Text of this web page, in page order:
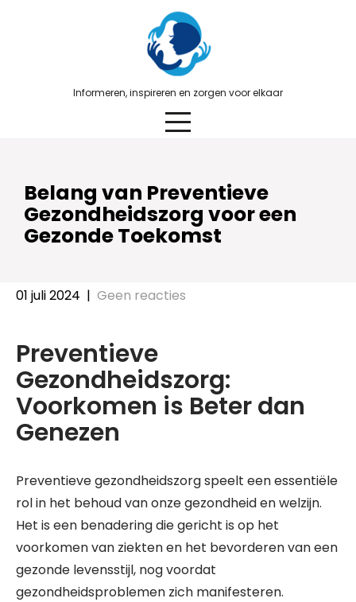
Informeren, inspireren en zorgen voor elkaar
Belang van Preventieve
Gezondheidszorg voor een
Gezonde Toekomst
01 juli 2024 | Geen reacties
Preventieve
Gezondheidszorg:
Voorkomen is Beter dan
Genezen
Preventieve gezondheidszorg speelt een essentiële
rol in het behoud van onze gezondheid en welzijn.
Het is een benadering die gericht is op het
voorkomen van ziekten en het bevorderen van een
gezonde levensstijl, nog voordat
gezondheidsproblemen zich manifesteren.